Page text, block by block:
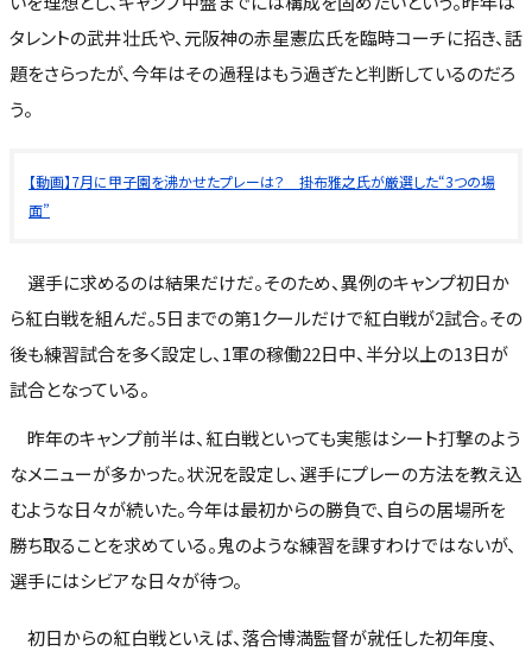
タレントの武井壮氏や、元阪神の赤星憲広氏を臨時コーチに招き、話
題をさらったが、今年はその過程はもう過ぎたと判断しているのだろ
う。
【動画】7月に甲子園を沸かせたプレーは？ 掛布雅之氏が厳選した“3つの場
面”
選手に求めるのは結果だけだ。そのため、異例のキャンプ初日か
ら紅白戦を組んだ。5日までの第1クールだけで紅白戦が2試合。その
後も練習試合を多く設定し、1軍の稼働22日中、半分以上の13日が
試合となっている。
昨年のキャンプ前半は、紅白戦といっても実態はシート打撃のよう
なメニューが多かった。状況を設定し、選手にプレーの方法を教え込
むような日々が続いた。今年は最初からの勝負で、自らの居場所を
勝ち取ることを求めている。鬼のような練習を課すわけではないが、
選手にはシビアな日々が待つ。
初日からの紅白戦といえば、落合博満監督が就任した初年度、